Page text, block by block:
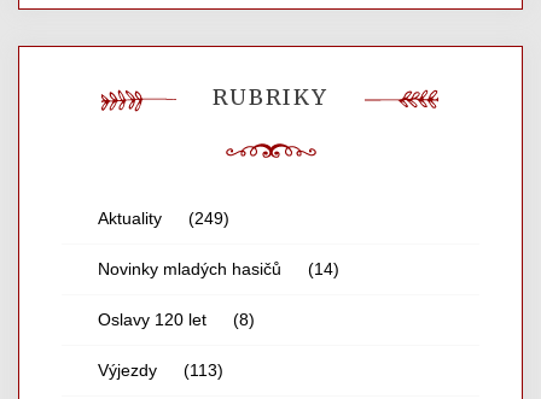
RUBRIKY
Aktuality (249)
Novinky mladých hasičů (14)
Oslavy 120 let (8)
Výjezdy (113)